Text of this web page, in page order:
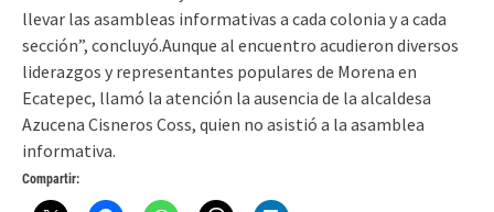
llevar las asambleas informativas a cada colonia y a cada
sección”, concluyó.Aunque al encuentro acudieron diversos
liderazgos y representantes populares de Morena en
Ecatepec, llamó la atención la ausencia de la alcaldesa
Azucena Cisneros Coss, quien no asistió a la asamblea
informativa.
Compartir: